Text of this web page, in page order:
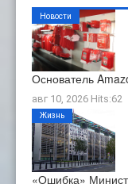
Основатель
авг 10, 2026 Hits:62
Новости
«Ошибка»
Жизнь